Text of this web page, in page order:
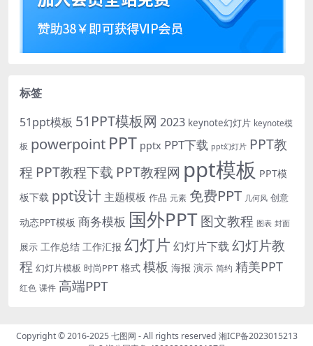
标签
51ppt模板 51PPT模板网 2023 keynote幻灯片 keynote模
板 powerpoint PPT pptx PPT下载 ppt幻灯片 PPT教
程 PPT教程下载 PPT教程网 ppt模板 PPT模
板下载 ppt设计 主题模板 作品 元素 免费PPT 几何风 创意
动态PPT模板 商务模板 国外PPT图文教程 图表 封面
展示 工作总结 工作汇报 幻灯片 幻灯片下载 幻灯片教
程 幻灯片模板 时尚PPT 格式 模板 海报 演示 简约 精美PPT
红色 课件 高端PPT
Copyright © 2016-2025七图网 - All rights reserved 湘ICP备2023015213